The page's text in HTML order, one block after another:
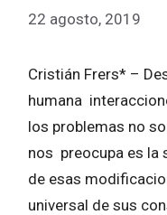
22 agosto, 2019
Cristián Frers* –
humana
los problemas no
nos preocupa es la
de esas
universal de sus